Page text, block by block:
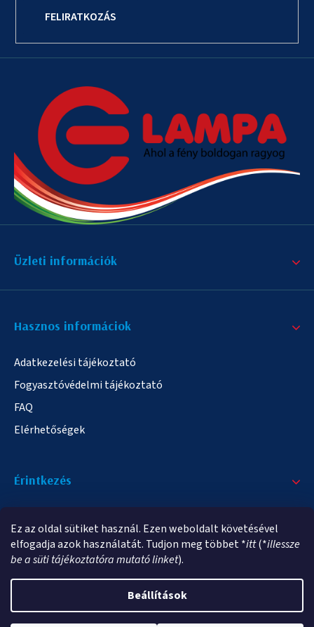
Ez az oldal sütiket használ. Ezen weboldalt követésével
elfogadja azok használatát. Tudjon meg többet *itt(*illessze
be a süti tájékoztatóra mutató linket).
Beállítások
FELIRATKOZÁS
Üzleti információk
Hasznos informáciok
Adatkezelési tájékoztató
Fogyasztóvédelmi tájékoztató
FAQ
Elérhetőségek
Érintkezés
info@elampa.hu
elampa.hu. Minden jog fenntartva.